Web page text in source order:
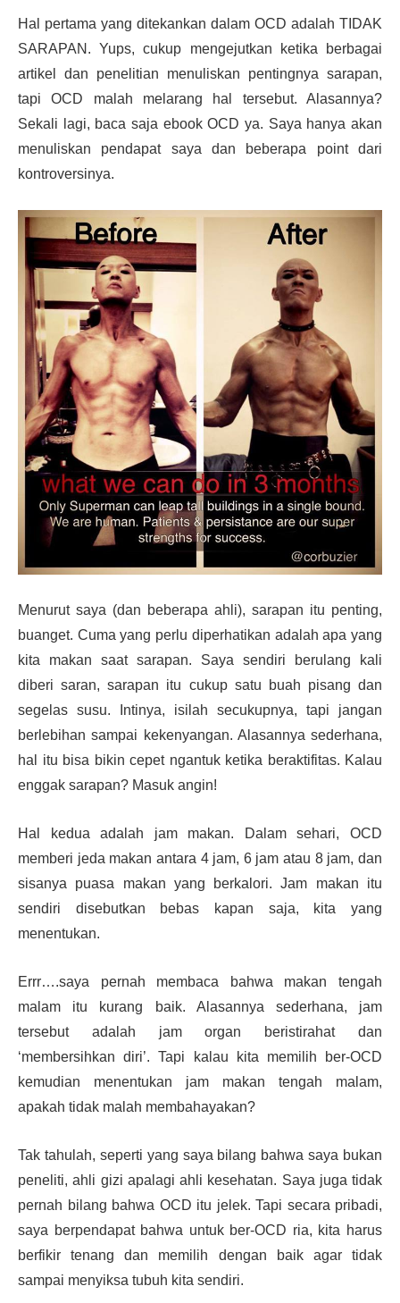
Hal pertama yang ditekankan dalam OCD adalah TIDAK
SARAPAN. Yups, cukup mengejutkan ketika berbagai
artikel dan penelitian menuliskan pentingnya sarapan,
tapi OCD malah melarang hal tersebut. Alasannya?
Sekali lagi, baca saja ebook OCD ya. Saya hanya akan
menuliskan pendapat saya dan beberapa point dari
kontroversinya.
Menurut saya (dan beberapa ahli), sarapan itu penting,
buanget. Cuma yang perlu diperhatikan adalah apa yang
kita makan saat sarapan. Saya sendiri berulang kali
diberi saran, sarapan itu cukup satu buah pisang dan
segelas susu. Intinya, isilah secukupnya, tapi jangan
berlebihan sampai kekenyangan. Alasannya sederhana,
hal itu bisa bikin cepet ngantuk ketika beraktifitas. Kalau
enggak sarapan? Masuk angin!
Hal kedua adalah jam makan. Dalam sehari, OCD
memberi jeda makan antara 4 jam, 6 jam atau 8 jam, dan
sisanya puasa makan yang berkalori. Jam makan itu
sendiri disebutkan bebas kapan saja, kita yang
menentukan.
Errr….saya pernah membaca bahwa makan tengah
malam itu kurang baik. Alasannya sederhana, jam
tersebut adalah jam organ beristirahat dan
‘membersihkan diri’. Tapi kalau kita memilih ber-OCD
kemudian menentukan jam makan tengah malam,
apakah tidak malah membahayakan?
Tak tahulah, seperti yang saya bilang bahwa saya bukan
peneliti, ahli gizi apalagi ahli kesehatan. Saya juga tidak
pernah bilang bahwa OCD itu jelek. Tapi secara pribadi,
saya berpendapat bahwa untuk ber-OCD ria, kita harus
berfikir tenang dan memilih dengan baik agar tidak
sampai menyiksa tubuh kita sendiri.